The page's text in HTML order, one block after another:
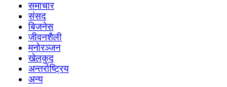
समाचार
संसद
बिजनेस
जीवनशैली
मनोरञ्जन
खेलकुद
अन्तर्राष्ट्रिय
अन्य